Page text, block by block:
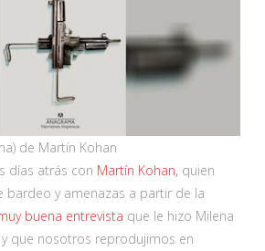
de Martín Kohan
días atrás con Martín Kohan, quien
bardeo y amenazas a partir de la
buena entrevista que le hizo Milena
que nosotros reprodujimos en